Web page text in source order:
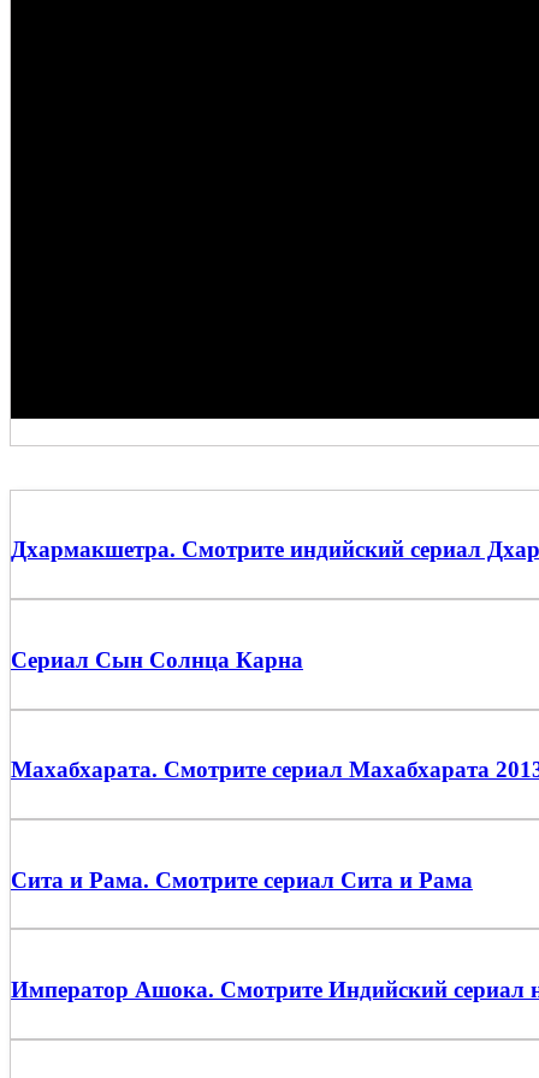
Дхармакшетра. Смотрите индийский сериал
Сериал Сын Солнца Карна
Махабхарата. Смотрите сериал Махабхарата
Сита и Рама. Смотрите сериал Сита и Рама
Император Ашока. Смотрите Индийский сериал